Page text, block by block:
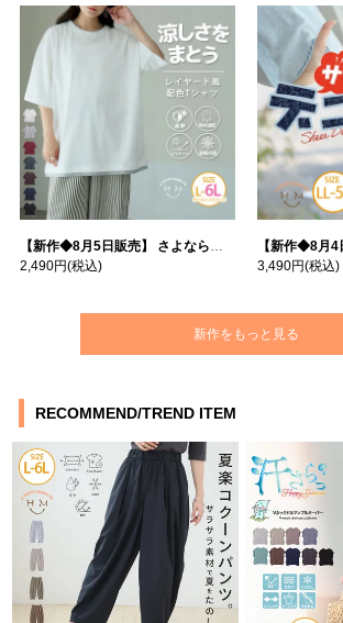
【新作◆8月5日販売】 さよなら猛暑 涼しさを着る 遮熱 接触冷感 吸水・速乾 五分袖 コンフォートメッシュ 配色レイヤード 風ゆる Tシャツ | 大きいサイズの通販ならハッピーマリリン
2,490円(税込)
【新作◆8月4日販売】 シアーデニムで
3,490円(税込)
新作をもっと見る
RECOMMEND/TREND ITEM